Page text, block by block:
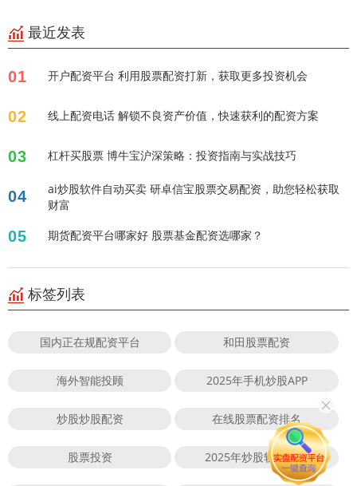
最近发表
01 开户配资平台 利用股票配资打新，获取更多投资机会
02 线上配资电话 解锁不良资产价值，快速获利的配资方案
03 杠杆买股票 博牛宝沪深策略：投资指南与实战技巧
04
ai炒股软件自动买卖 研卓信宝股票交易配资，助您轻松获取
财富
05 期货配资平台哪家好 股票基金配资选哪家？
标签列表
国内正在规配资平台 和田股票配资
海外智能投顾 2025年手机炒股APP
炒股炒股配资 在线股票配资排名
股票投资 2025年炒股软件下载